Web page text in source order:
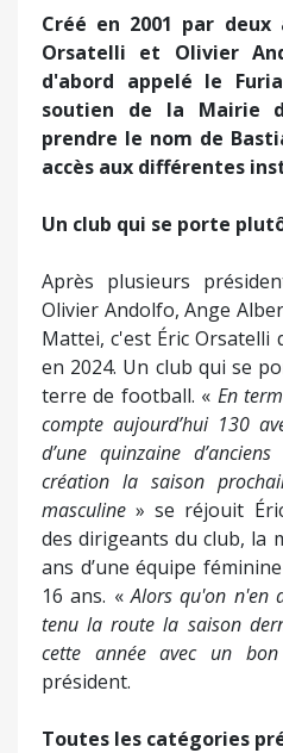
Créé en 2001 par deux
Orsatelli et Olivier
d'abord appelé le
soutien de la Mairie
prendre le nom de
accès aux différentes
Un club qui se porte
Après plusieurs
Olivier Andolfo, Ange
Mattei, c'est Éric Orsatelli
en 2024. Un club qui se
terre de football. « En
compte aujourd’hui 130
d’une quinzaine
création la saison
masculine » se réjouit
des dirigeants du club, la
ans d’une équipe
16 ans. «Alors qu'on n'en
tenu la route la saison
cette année avec un
président.
Toutes les catégories